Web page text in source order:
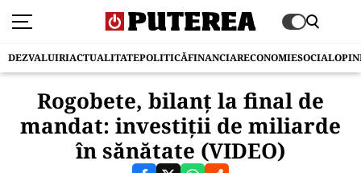
DEZVALUIRIACTUALITATEPOLITICĂFINANCIARECONOMIESOCIAL
Rogobete, bilanț la final de
mandat: investiții de miliarde
în sănătate (VIDEO)